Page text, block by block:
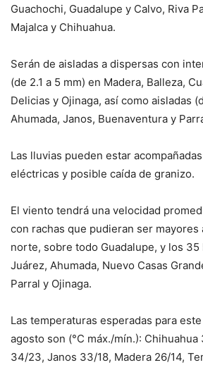
Guachochi, Guadalupe y Calvo, Riva
Majalca y Chihuahua.
Serán de aisladas a dispersas con
(de 2.1 a 5 mm) en Madera, Balleza,
Delicias y Ojinaga, así como aisladas
Ahumada, Janos, Buenaventura y
Las lluvias pueden estar
eléctricas y posible caída de granizo.
El viento tendrá una velocidad
con rachas que pudieran ser mayores
norte, sobre todo Guadalupe, y los 35
Juárez, Ahumada, Nuevo Casas
Parral y Ojinaga.
Las temperaturas esperadas para
agosto son (°C máx./mín.):
34/23, Janos 33/18, Madera 26/14,